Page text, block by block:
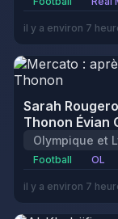
il y a environ 7
Sarah
Thonon Évian
Olympique et
Football OL
il y a environ 7